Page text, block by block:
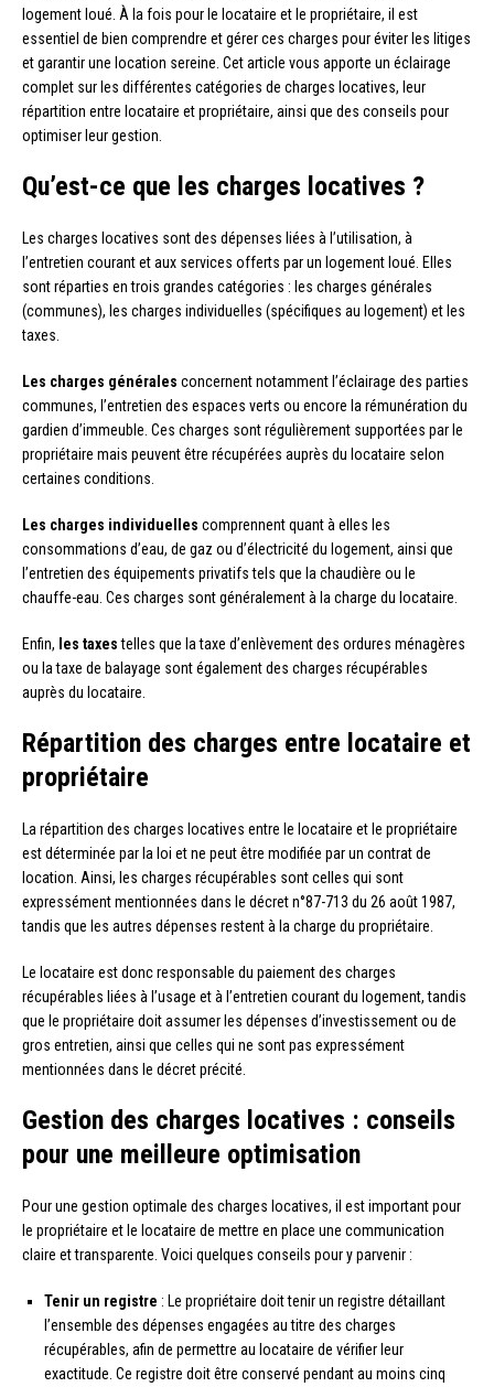
logement loué. À la fois pour le locataire et le propriétaire, il est
essentiel de bien comprendre et gérer ces charges pour éviter les litiges
et garantir une location sereine. Cet article vous apporte un éclairage
complet sur les différentes catégories de charges locatives, leur
répartition entre locataire et propriétaire, ainsi que des conseils pour
optimiser leur gestion.
Qu’est-ce que les charges locatives ?
Les charges locatives sont des dépenses liées à l’utilisation, à
l’entretien courant et aux services offerts par un logement loué. Elles
sont réparties en trois grandes catégories : les charges générales
(communes), les charges individuelles (spécifiques au logement) et les
taxes.
Les charges générales concernent notamment l’éclairage des parties
communes, l’entretien des espaces verts ou encore la rémunération du
gardien d’immeuble. Ces charges sont régulièrement supportées par le
propriétaire mais peuvent être récupérées auprès du locataire selon
certaines conditions.
Les charges individuelles comprennent quant à elles les
consommations d’eau, de gaz ou d’électricité du logement, ainsi que
l’entretien des équipements privatifs tels que la chaudière ou le
chauffe-eau. Ces charges sont généralement à la charge du locataire.
Enfin, les taxestelles que la taxe d’enlèvement des ordures ménagères
ou la taxe de balayage sont également des charges récupérables
auprès du locataire.
Répartition des charges entre locataire et
propriétaire
La répartition des charges locatives entre le locataire et le propriétaire
est déterminée par la loi et ne peut être modifiée par un contrat de
location. Ainsi, les charges récupérables sont celles qui sont
expressément mentionnées dans le décret n°87-713 du 26 août 1987,
tandis que les autres dépenses restent à la charge du propriétaire.
Le locataire est donc responsable du paiement des charges
récupérables liées à l’usage et à l’entretien courant du logement, tandis
que le propriétaire doit assumer les dépenses d’investissement ou de
gros entretien, ainsi que celles qui ne sont pas expressément
mentionnées dans le décret précité.
Gestion des charges locatives : conseils
pour une meilleure optimisation
Pour une gestion optimale des charges locatives, il est important pour
le propriétaire et le locataire de mettre en place une communication
claire et transparente. Voici quelques conseils pour y parvenir :
Tenir un registre : Le propriétaire doit tenir un registre détaillant
l’ensemble des dépenses engagées au titre des charges
récupérables, afin de permettre au locataire de vérifier leur
exactitude. Ce registre doit être conservé pendant au moins cinq